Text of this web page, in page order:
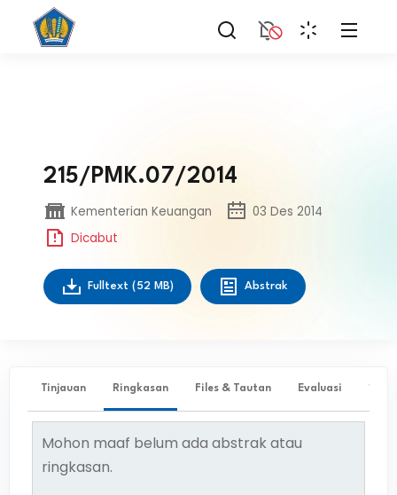
215/PMK.07/2014
Kementerian Keuangan
03 Des 2014
Dicabut
Fulltext (52 MB) Abstrak
Tinjauan Ringkasan Files & Tautan Evaluasi ✨
Mohon maaf belum ada abstrak atau
ringkasan.